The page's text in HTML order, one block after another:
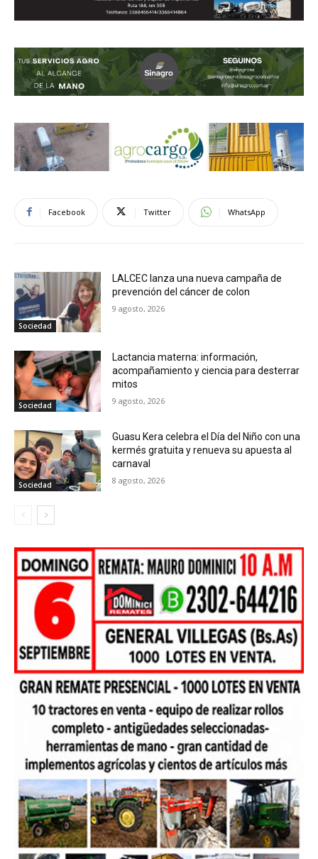
Facebook Twitter WhatsApp
Sociedad
LALCEC lanza una nueva campaña de
prevención del cáncer de colon
9 agosto, 2026
Sociedad
Lactancia materna: información,
acompañamiento y ciencia para desterrar
mitos
9 agosto, 2026
Sociedad
Guasu Kera celebra el Día del Niño con una
kermés gratuita y renueva su apuesta al
carnaval
8 agosto, 2026